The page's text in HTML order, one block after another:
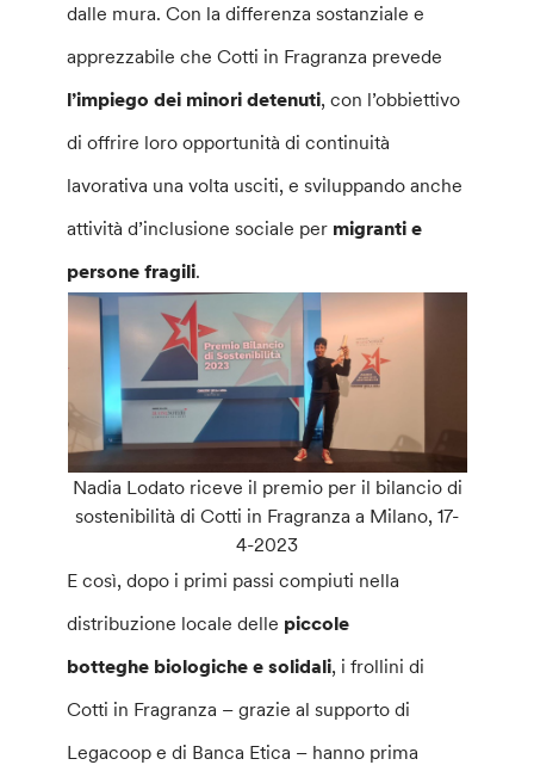
dalle mura. Con la differenza sostanziale e
apprezzabile che Cotti in Fragranza prevede
l’impiego dei minori detenuti, con l’obbiettivo
di offrire loro opportunità di continuità
lavorativa una volta usciti, e sviluppando anche
attività d’inclusione sociale per migranti e
persone fragili.
Nadia Lodato riceve il premio per il bilancio di
sostenibilità di Cotti in Fragranza a Milano, 17-
4-2023
E così, dopo i primi passi compiuti nella
distribuzione locale delle piccole
botteghe biologiche e solidali, i frollini di
Cotti in Fragranza – grazie al supporto di
Legacoop e di Banca Etica – hanno prima